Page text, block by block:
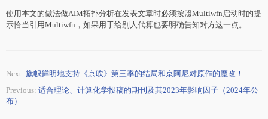
使用本文的做法做AIM拓扑分析在发表文章时必须按照Multiwfn启动时的提
示恰当引用Multiwfn，如果用于给别人代算也要明确告知对方这一点。
Next: 旗帜鲜明地支持《京吹》第三季的结局和京阿尼对原作的魔改！
Previous: 适合理论、计算化学投稿的期刊及其2023年影响因子（2024年公
布）